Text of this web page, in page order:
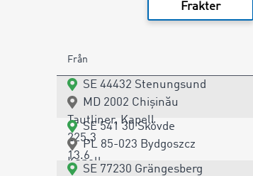
Frakter
Från
SE 44432 Stenungsund
MD 2002 Chișinău
Tautliner, Kapell
225.3
13.6
Begär åtkomst
SE 541 30 Skövde
PL 85-023 Bydgoszcz
Kapell
SE 77230 Grängesberg